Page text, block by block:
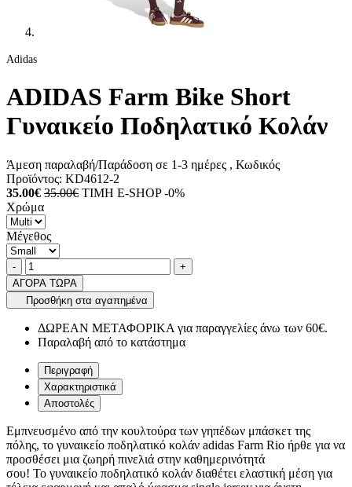
Adidas
ADIDAS Farm Bike Short
Γυναικείο Ποδηλατικό Κολάν
Άμεση παραλαβή/Παράδοση σε 1-3 ημέρες , Κωδικός
Προϊόντος: KD4612-2
35.00€ 35.00€ ΤΙΜΗ E-SHOP -0%
Χρώμα
Μέγεθος
Ποσότητα
-product.increase.quantity +
ΑΓΟΡΑ ΤΩΡΑ
Προσθήκη στα αγαπημένα
ΔΩΡΕΑΝ ΜΕΤΑΦΟΡΙΚΑ για παραγγελίες άνω των 60€.
Παραλαβή από το κατάστημα
Περιγραφή
Χαρακτηριστικά
Αποστολές
Εμπνευσμένο από την κουλτούρα των γηπέδων μπάσκετ της
πόλης, το γυναικείο ποδηλατικό κολάν adidas Farm Rio ήρθε για να
προσθέσει μια ζωηρή πινελιά στην καθημερινότητά
σου! Το γυναικείο ποδηλατικό κολάν διαθέτει ελαστική μέση για